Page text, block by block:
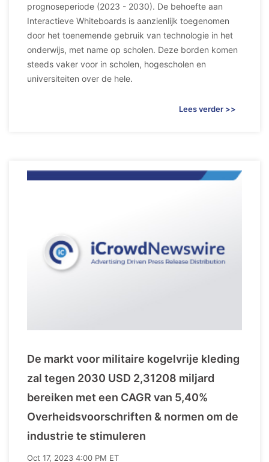
prognoseperiode (2023 - 2030). De behoefte aan
Interactieve Whiteboards is aanzienlijk toegenomen
door het toenemende gebruik van technologie in het
onderwijs, met name op scholen. Deze borden komen
steeds vaker voor in scholen, hogescholen en
universiteiten over de hele.
Lees verder >>
De markt voor militaire kogelvrije kleding
zal tegen 2030 USD 2,31208 miljard
bereiken met een CAGR van 5,40%
Overheidsvoorschriften & normen om de
industrie te stimuleren
Oct 17, 2023 4:00 PM ET